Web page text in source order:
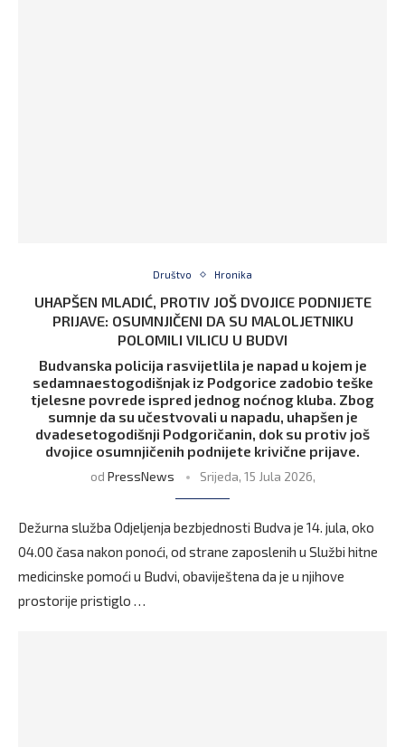
Društvo Hronika
UHAPŠEN MLADIĆ, PROTIV JOŠ DVOJICE PODNIJETE
PRIJAVE: OSUMNJIČENI DA SU MALOLJETNIKU
POLOMILI VILICU U BUDVI
Budvanska policija rasvijetlila je napad u kojem je
sedamnaestogodišnjak iz Podgorice zadobio teške
tjelesne povrede ispred jednog noćnog kluba. Zbog
sumnje da su učestvovali u napadu, uhapšen je
dvadesetogodišnji Podgoričanin, dok su protiv još
dvojice osumnjičenih podnijete krivične prijave.
od PressNews Srijeda, 15 Jula 2026,
Dežurna služba Odjeljenja bezbjednosti Budva je 14. jula, oko
04.00 časa nakon ponoći, od strane zaposlenih u Službi hitne
medicinske pomoći u Budvi, obaviještena da je u njihove
prostorije pristiglo …